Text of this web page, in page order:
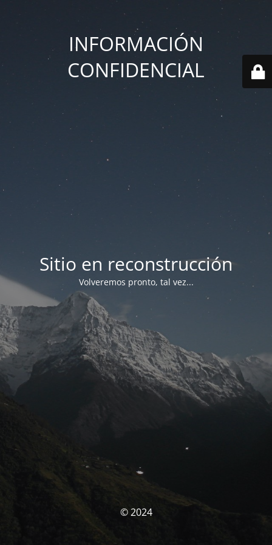
INFORMACIÓN
CONFIDENCIAL
Sitio en reconstrucción
Volveremos pronto, tal vez...
© 2024